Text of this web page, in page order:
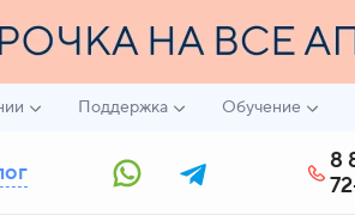
Поддержка Обучение
8